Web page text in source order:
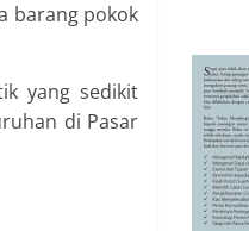
barang pokok
yang sedikit
di Pasar